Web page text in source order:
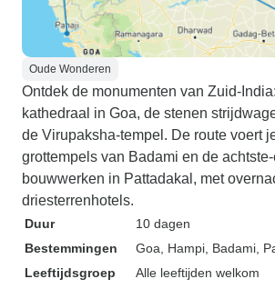
Oude Wonderen
Ontdek de monumenten van Zuid-
kathedraal in Goa, de stenen
de Virupaksha-tempel. De route voert
grottempels van Badami en de
bouwwerken in Pattadakal, met
driesterrenhotels.
Duur
10 dagen
Bestemmingen
Goa , Hampi , Badami ,
Leeftijdsgroep
Alle leeftijden welkom